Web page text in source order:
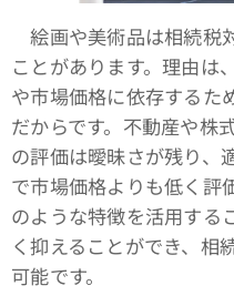
絵画や美術品は相続税
ことがあります。理由は
や市場価格に依存するた
だからです。不動産や株
の評価は曖昧さが残り、
で市場価格よりも低く評
のような特徴を活用する
く抑えることができ、相
可能です。